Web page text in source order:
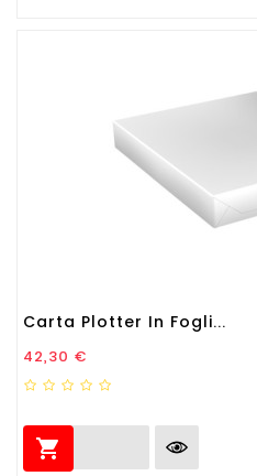
Carta Plotter In Fogli...
Prezzo
42,30 €
